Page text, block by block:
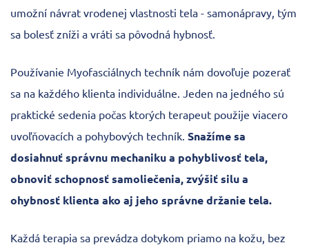
umožní návrat vrodenej vlastnosti tela - samonápravy, tým
sa bolesť zníži a vráti sa pôvodná hybnosť.
Používanie Myofasciálnych techník nám dovoľuje pozerať
sa na každého klienta individuálne. Jeden na jedného sú
praktické sedenia počas ktorých terapeut použije viacero
uvoľňovacích a pohybových techník. Snažíme sa
dosiahnuť správnu mechaniku a pohyblivosť tela,
obnoviť schopnosť samoliečenia, zvýšiť silu a
ohybnosť klienta ako aj jeho správne držanie tela.
Každá terapia sa prevádza dotykom priamo na kožu, bez